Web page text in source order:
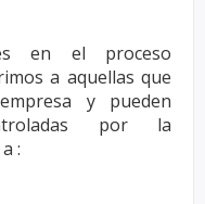
en el proceso
a aquellas que
y pueden
por la
: